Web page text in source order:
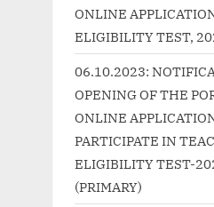
t
:
ONLINE
ELIGIBILITY TEST,
06.10.2023:
OPENING OF THE
ONLINE
PARTICIPATE IN
ELIGIBILITY TEST-
(PRIMARY)